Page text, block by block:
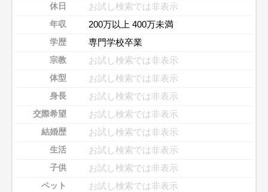
休日 お試し検索では非表示
年収 200万以上 400万未満
学歴 専門学校卒業
宗教 お試し検索では非表示
体型 お試し検索では非表示
身長 お試し検索では非表示
交際希望 お試し検索では非表示
結婚歴 お試し検索では非表示
生活 お試し検索では非表示
子供 お試し検索では非表示
ペット お試し検索では非表示